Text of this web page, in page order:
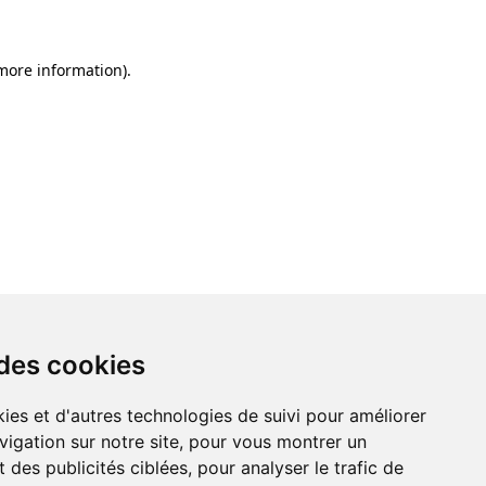
cookies
et d'autres technologies de suivi pour améliorer
sur notre site, pour vous montrer un
des publicités ciblées, pour analyser le trafic de
information).